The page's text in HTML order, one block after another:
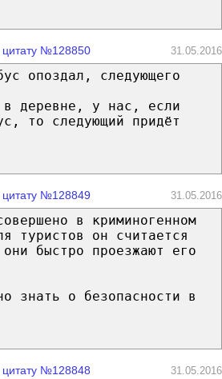
цитату №128850 31.05.2016
опоздал, следующего
деревне, у нас, если
то следующий придёт
цитату №128849 31.05.2016
в криминогенном
туристов он считается
быстро проезжают его
знать о безопасности в
цитату №128848 31.05.2016